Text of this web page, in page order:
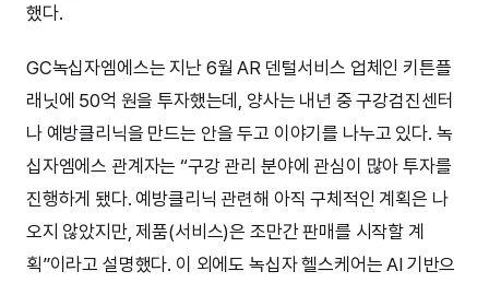
했다.
GC녹십자엠에스는 지난 6월 AR 덴털서비스 업체인 키튼플
래닛에 50억 원을 투자했는데, 양사는 내년 중 구강검진센터
나 예방클리닉을 만드는 안을 두고 이야기를 나누고 있다. 녹
십자엠에스 관계자는 “구강 관리 분야에 관심이 많아 투자를
진행하게 됐다. 예방클리닉 관련해 아직 구체적인 계획은 나
오지 않았지만, 제품(서비스)은 조만간 판매를 시작할 계
획”이라고 설명했다. 이 외에도 녹십자 헬스케어는 AI 기반으